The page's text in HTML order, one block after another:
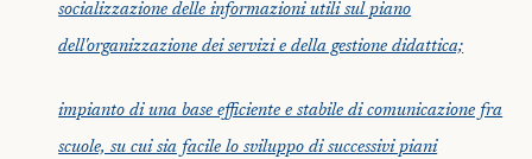
socializzazione delle informazioni utili sul piano
dell'organizzazione dei servizi e della gestione didattica;
impianto di una base efficiente e stabile di comunicazione fra
scuole, su cui sia facile lo sviluppo di successivi piani